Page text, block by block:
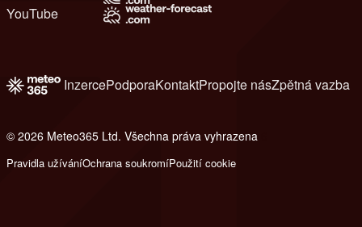
YouTube
InzercePodporaKontaktPropojte násZpětná vazba
© 2026 Meteo365 Ltd. Všechna práva vyhrazena
Pravidla užíváníOchrana soukromíPoužití cookie